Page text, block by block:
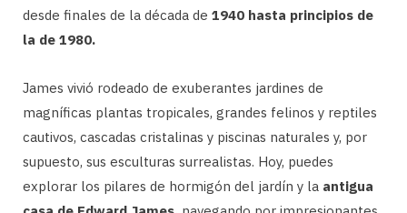
desde finales de la década de 1940 hasta principios de
la de 1980.
James vivió rodeado de exuberantes jardines de
magníficas plantas tropicales, grandes felinos y reptiles
cautivos, cascadas cristalinas y piscinas naturales y, por
supuesto, sus esculturas surrealistas. Hoy, puedes
explorar los pilares de hormigón del jardín y la antigua